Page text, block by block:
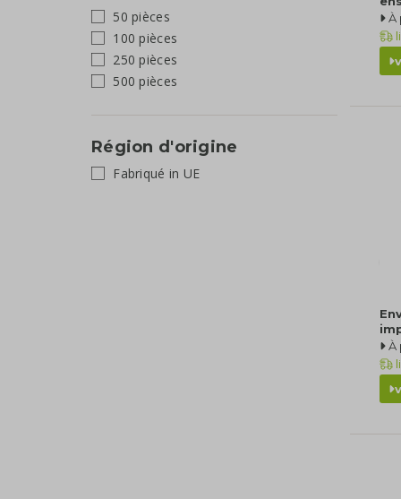
50 pièces
100 pièces
250 pièces
500 pièces
Région d'origine
Fabriqué in UE
À
À